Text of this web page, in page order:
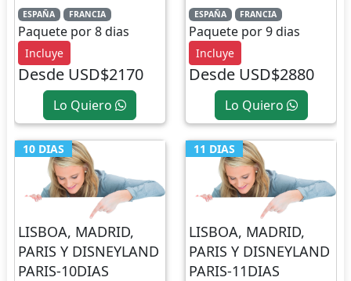
ESPAÑA FRANCIA
Paquete por 8 dias
Incluye
Desde USD$2170
Lo Quiero
ESPAÑA FRANCIA
Paquete por 9 dias
Incluye
Desde USD$2880
Lo Quiero
10 DIAS
LISBOA, MADRID,
PARIS Y DISNEYLAND
PARIS-10DIAS
11 DIAS
LISBOA, MADRID,
PARIS Y DISNEYLAND
PARIS-11DIAS